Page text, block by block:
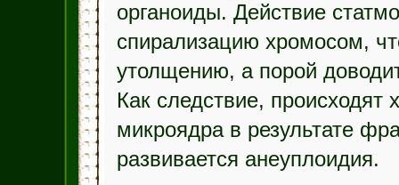
органоиды. Действие
спирализацию хромосом,
утолщению, а порой
Как следствие,
микроядра в результате
развивается анеуплоидия.